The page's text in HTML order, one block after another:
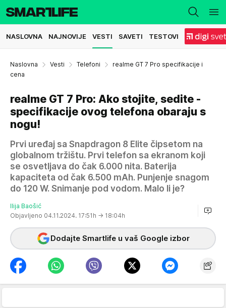
NASLOVNA NAJNOVIJE VESTI SAVETI TESTOVI
Naslovna Vesti Telefoni
realme GT 7 Pro specifikacije i
cena
realme GT 7 Pro: Ako stojite, sedite -
specifikacije ovog telefona obaraju s
nogu!
Prvi uređaj sa Snapdragon 8 Elite čipsetom na
globalnom tržištu. Prvi telefon sa ekranom koji
se osvetljava do čak 6.000 nita. Baterija
kapaciteta od čak 6.500 mAh. Punjenje snagom
do 120 W. Snimanje pod vodom. Malo li je?
Ilija Baošić
Objavljeno 04.11.2024. 17:51h → 18:04h
Dodajte Smartlife u vaš Google izbor